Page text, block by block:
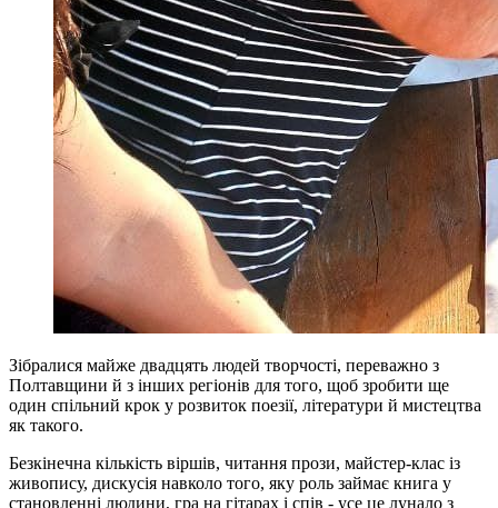
Зібралися майже двадцять людей творчості, переважно з
Полтавщини й з інших регіонів для того, щоб зробити ще
один спільний крок у розвиток поезії, літератури й мистецтва
як такого.
Безкінечна кількість віршів, читання прози, майстер-клас із
живопису, дискусія навколо того, яку роль займає книга у
становленні людини, гра на гітарах і спів - усе це лунало з